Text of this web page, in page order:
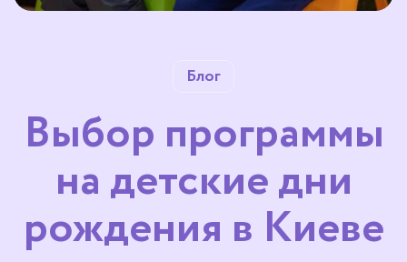
Блог
Выбор программы
на детские дни
рождения в Киеве